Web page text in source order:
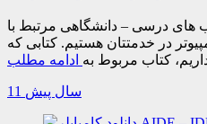
های درسی – دانشگاهی مرتبط با
در خدمتتان هستیم. کتابی که
کتاب مربوط به ادامه مطلب
11 سال پیش